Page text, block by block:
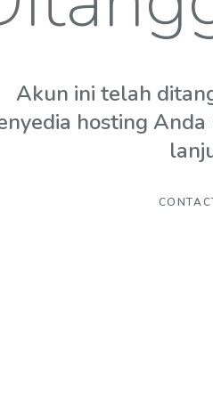
Akun ini telah
hosting